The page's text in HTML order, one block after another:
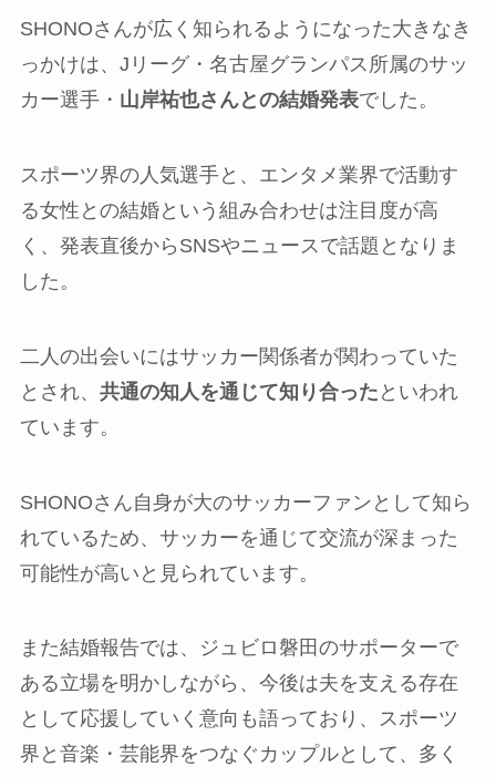
SHONOさんが広く知られるようになった大きなき
っかけは、Jリーグ・名古屋グランパス所属のサッ
カー選手・ 山岸祐也さんとの結婚発表でした。
スポーツ界の人気選手と、エンタメ業界で活動す
る女性との結婚という組み合わせは注目度が高
く、発表直後からSNSやニュースで話題となりま
した。
二人の出会いにはサッカー関係者が関わっていた
とされ、 共通の知人を通じて知り合った といわれ
ています。
SHONOさん自身が大のサッカーファンとして知ら
れているため、サッカーを通じて交流が深まった
可能性が高いと見られています。
また結婚報告では、ジュビロ磐田のサポーターで
ある立場を明かしながら、今後は夫を支える存在
として応援していく意向も語っており、スポーツ
界と音楽・芸能界をつなぐカップルとして、多く